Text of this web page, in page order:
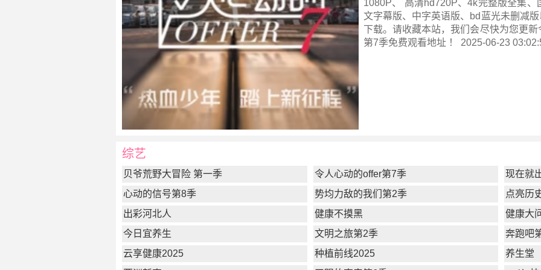
1080P、 高清hd720P、4k完整版全集、
文字幕版、中字英语版、bd蓝光未删减
下载。请收藏本站，我们会尽快为您更新
第7季免费观看地址 ！ 2025-06-23
综艺
贝爷荒野大冒险 第一季 令人心动的offer第7季
现在就
心动的信号第8季
势均力敌的我们第2季
点亮历
出彩河北人
健康不摸黑
健康大
今日宜养生
文明之旅第2季
奔跑吧
云享健康2025
种植前线2025
养生堂